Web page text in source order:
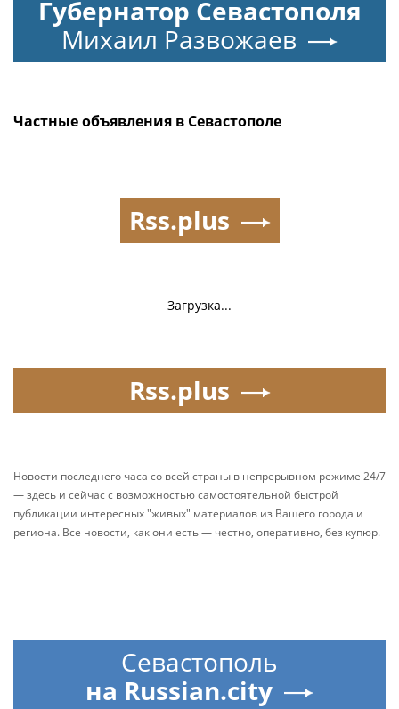
Губернатор Севастополя
Михаил Развожаев
Частные объявления в Севастополе
Загрузка...
Rss.plus
Rss.plus
Новости последнего часа со всей страны в непрерывном режиме 24/7
— здесь и сейчас с возможностью самостоятельной быстрой
публикации интересных "живых" материалов из Вашего города и
региона. Все новости, как они есть — честно, оперативно, без купюр.
Севастополь
на Russian.city